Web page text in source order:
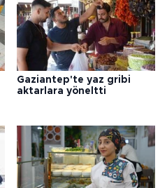
Gaziantep'te yaz gribi
aktarlara yöneltti